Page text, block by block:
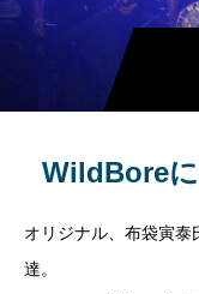
WildBore
オリジナル、布袋寅泰
達。